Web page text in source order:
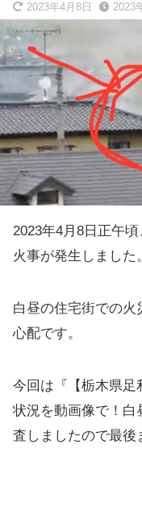
2023年4月8日 2023
2023年4月8日正午
火事が発生しました。
白昼の住宅街での火
心配です。
今回は『【栃木県足
状況を動画像で！白
査しましたので最後